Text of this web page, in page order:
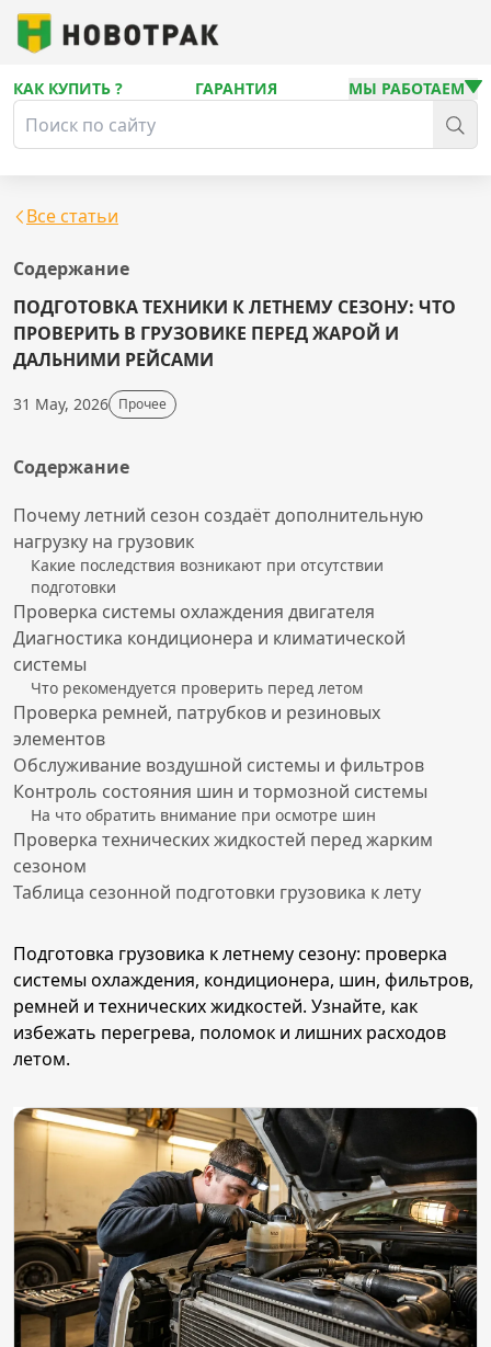
КАК КУПИТЬ ? ГАРАНТИЯ МЫ РАБОТАЕМ
Все статьи
Содержание
ПОДГОТОВКА ТЕХНИКИ К ЛЕТНЕМУ СЕЗОНУ: ЧТО
ПРОВЕРИТЬ В ГРУЗОВИКЕ ПЕРЕД ЖАРОЙ И
ДАЛЬНИМИ РЕЙСАМИ
31 May, 2026 Прочее
Содержание
Почему летний сезон создаёт дополнительную
нагрузку на грузовик
Какие последствия возникают при отсутствии
подготовки
Проверка системы охлаждения двигателя
Диагностика кондиционера и климатической
системы
Что рекомендуется проверить перед летом
Проверка ремней, патрубков и резиновых
элементов
Обслуживание воздушной системы и фильтров
Контроль состояния шин и тормозной системы
На что обратить внимание при осмотре шин
Проверка технических жидкостей перед жарким
сезоном
Таблица сезонной подготовки грузовика к лету
Подготовка грузовика к летнему сезону: проверка
системы охлаждения, кондиционера, шин, фильтров,
ремней и технических жидкостей. Узнайте, как
избежать перегрева, поломок и лишних расходов
летом.